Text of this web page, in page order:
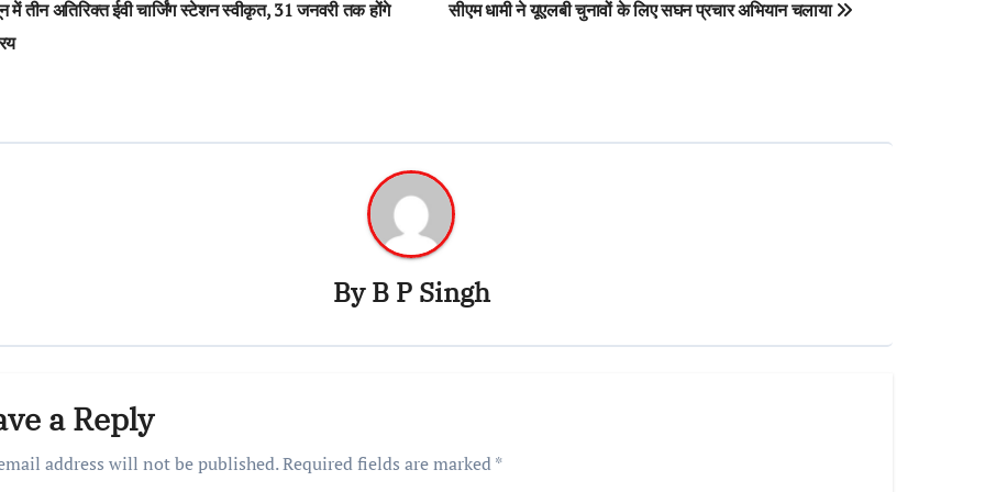
में तीन अतिरिक्त ईवी चार्जिंग स्टेशन स्वीकृत, 31 जनवरी तक होंगे
सीएम धामी ने यूएलबी चुनावों के लिए सघन प्रचार अभियान चलाया
ByB P Singh
a Reply
address will not be published.Required fields are marked*